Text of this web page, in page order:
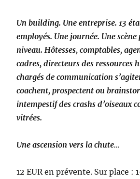
Un building. Une entreprise. 13
employés. Une journée. Une
niveau. Hôtesses, comptables,
cadres, directeurs des ressources
chargés de communication
coachent, prospectent ou
intempestif des crashs d’oiseaux
vitrées.
Une ascension vers la chute…
12 EUR en prévente. Sur place :